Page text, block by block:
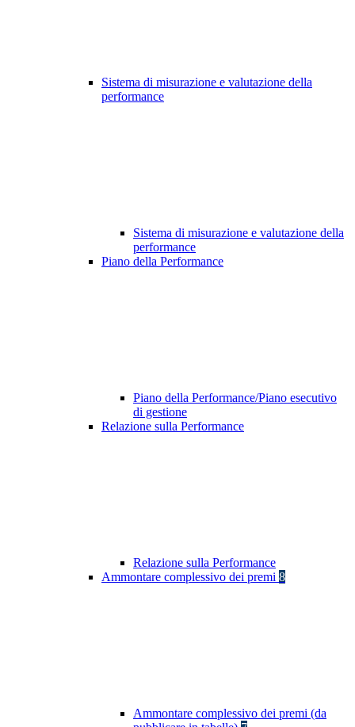
Sistema di misurazione e valutazione della
performance
Sistema di misurazione e valutazione della
performance
Piano della Performance
Piano della Performance/Piano esecutivo
di gestione
Relazione sulla Performance
Relazione sulla Performance
Ammontare complessivo dei premi 8
Ammontare complessivo dei premi (da